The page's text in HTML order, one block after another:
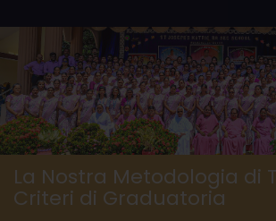
La Nostra Metodologia di
Criteri di Graduatoria